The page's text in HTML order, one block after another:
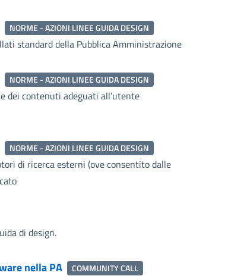
NORME - AZIONI LINEE GUIDA DESIGN
standard della Pubblica Amministrazione
NORME - AZIONI LINEE GUIDA DESIGN
dei contenuti adeguati all’utente
NORME - AZIONI LINEE GUIDA DESIGN
di ricerca esterni (ove consentito dalle
di design.
nella PA COMMUNITY CALL